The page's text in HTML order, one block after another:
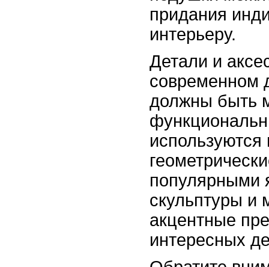
придания
интерьеру.
Детали и
современном
должны быть
популярными
скульптуры и
акцентные
интересных